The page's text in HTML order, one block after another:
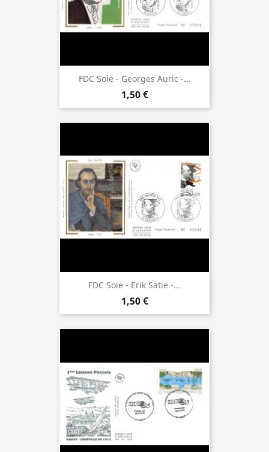
FDC Soie - Georges Auric -...
1,50 €
FDC Soie - Erik Satie -...
1,50 €